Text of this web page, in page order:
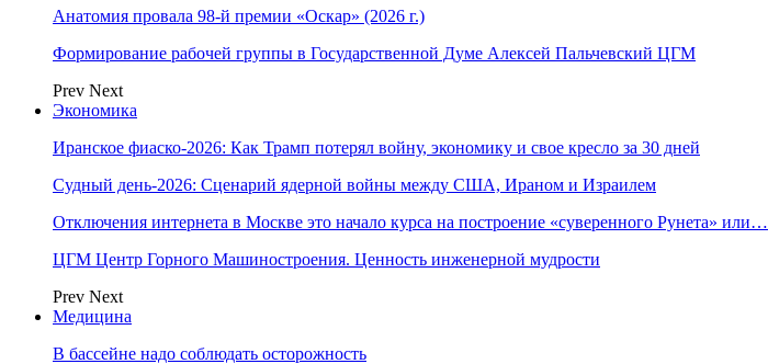
Анатомия провала 98-й премии «Оскар» (2026 г.)
Формирование рабочей группы в Государственной Думе Алексей Пальчевский ЦГМ
Prev Next
Экономика
Иранское фиаско-2026: Как Трамп потерял войну, экономику и свое кресло за 30 дней
Судный день-2026: Сценарий ядерной войны между США, Ираном и Израилем
Отключения интернета в Москве это начало курса на построение «суверенного Рунета» или…
ЦГМ Центр Горного Машиностроения. Ценность инженерной мудрости
Prev Next
Медицина
В бассейне надо соблюдать осторожность